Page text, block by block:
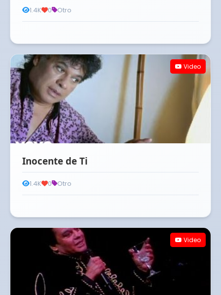
1.4K 0 Otro
Video
Inocente de Ti
1.4K 0 Otro
Video